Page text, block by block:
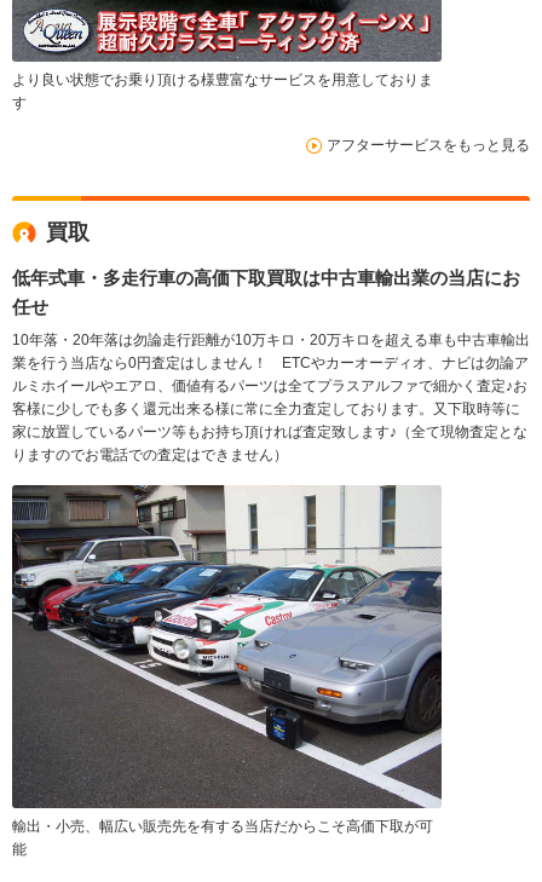
より良い状態でお乗り頂ける様豊富なサービスを用意しておりま
す
アフターサービスをもっと見る
買取
低年式車・多走行車の高価下取買取は中古車輸出業の当店にお
任せ
10年落・20年落は勿論走行距離が10万キロ・20万キロを超える車も中古車輸出
業を行う当店なら0円査定はしません！ ETCやカーオーディオ、ナビは勿論ア
ルミホイールやエアロ、価値有るパーツは全てプラスアルファで細かく査定♪お
客様に少しでも多く還元出来る様に常に全力査定しております。又下取時等に
家に放置しているパーツ等もお持ち頂ければ査定致します♪（全て現物査定とな
りますのでお電話での査定はできません）
輸出・小売、幅広い販売先を有する当店だからこそ高価下取が可
能